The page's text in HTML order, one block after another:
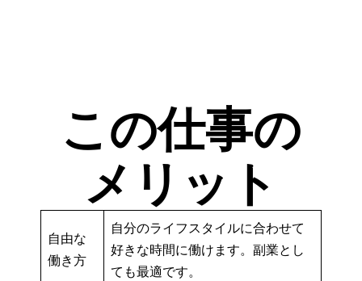
この仕事の
メリット
自由な
働き方
自分のライフスタイルに合わせて
好きな時間に働けます。副業とし
ても最適です。